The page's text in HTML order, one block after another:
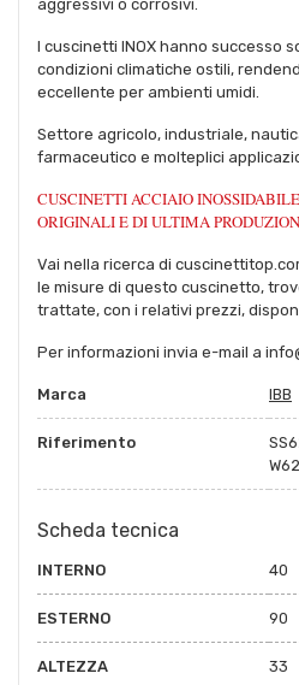
aggressivi o corrosivi.
I cuscinetti INOX hanno successo
condizioni climatiche ostili,
eccellente per ambienti umidi.
Settore agricolo, industriale,
farmaceutico e molteplici
CUSCINETTI ACCIAIO
ORIGINALI E DI ULTIMA
Vai nella ricerca di
le misure di questo cuscinetto,
trattate, con i relativi prezzi,
Per informazioni invia e-mail a
Marca IBB
Riferimento
Scheda tecnica
INTERNO 40
ESTERNO 90
ALTEZZA 33